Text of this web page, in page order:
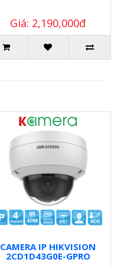
Giá: 2,190,000đ
CAMERA IP HIKVISION
2CD1D43G0E-GPRO